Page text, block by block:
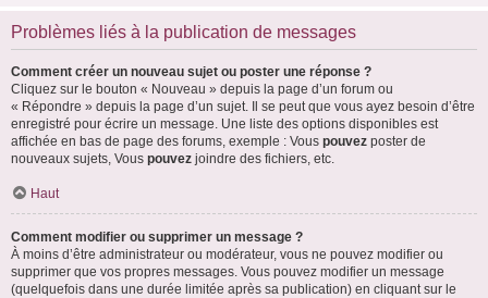
Problèmes liés à la publication de messages
Comment créer un nouveau sujet ou poster une réponse ?
Cliquez sur le bouton « Nouveau » depuis la page d’un forum ou
« Répondre » depuis la page d’un sujet. Il se peut que vous ayez besoin d’être
enregistré pour écrire un message. Une liste des options disponibles est
affichée en bas de page des forums, exemple : Vous pouvez poster de
nouveaux sujets, Vous pouvez joindre des fichiers, etc.
Haut
Comment modifier ou supprimer un message ?
À moins d’être administrateur ou modérateur, vous ne pouvez modifier ou
supprimer que vos propres messages. Vous pouvez modifier un message
(quelquefois dans une durée limitée après sa publication) en cliquant sur le